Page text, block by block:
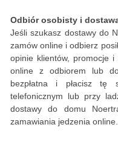
Odbiór osobisty i
Jeśli szukasz dostawy do
zamów online i odbierz
opinie klientów, promocje
online z odbiorem lub
bezpłatna i płacisz tę
telefonicznym lub przy
dostawy do domu
zamawiania jedzenia online.